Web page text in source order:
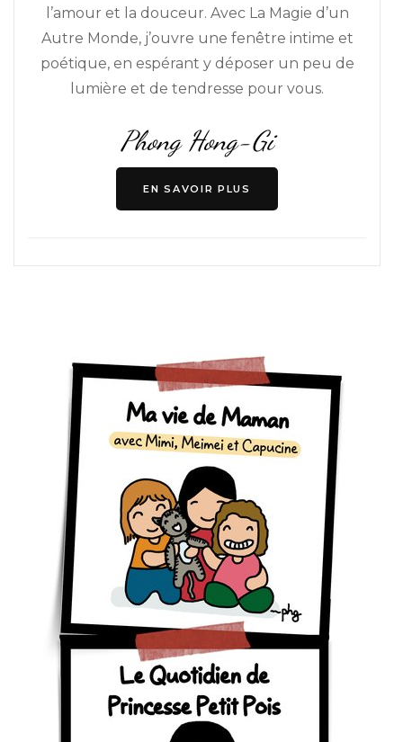
l’amour et la douceur. Avec La Magie d’un
Autre Monde, j’ouvre une fenêtre intime et
poétique, en espérant y déposer un peu de
lumière et de tendresse pour vous.
Phong Hong-Gi
EN SAVOIR PLUS